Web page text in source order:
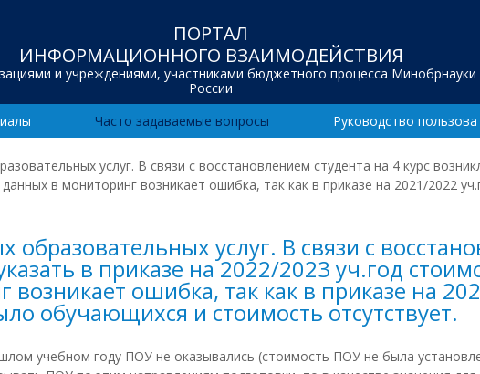
ПОРТАЛ
ИНФОРМАЦИОННОГО ВЗАИМОДЕЙСТВИЯ
и учреждениями, участниками бюджетного процесса Минобрнауки
России
Часто задаваемые вопросы Руководство
услуг. В связи с восстановлением студента на 4 курс
в мониторинг возникает ошибка, так как в приказе на 2021/2022
услуг. В связи с
в приказе на 2022/2023 уч.год
ошибка, так как в приказе на
обучающихся и стоимость отсутствует.
учебном году ПОУ не оказывались (стоимость ПОУ не была